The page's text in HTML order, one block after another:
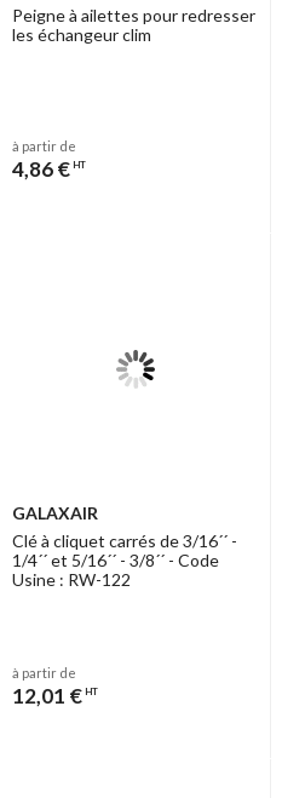
Peigne à ailettes pour redresser
les échangeur clim
à partir de
4,86 € HT
GALAXAIR
Clé à cliquet carrés de 3/16´´ -
1/4´´ et 5/16´´ - 3/8´´ - Code
Usine : RW-122
à partir de
12,01 € HT